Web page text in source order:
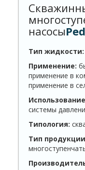
насосы
Тип
Применение:
применение в
применение в
системы
Типология:
Тип